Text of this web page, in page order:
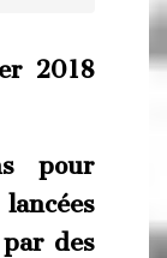
2018
pour
des